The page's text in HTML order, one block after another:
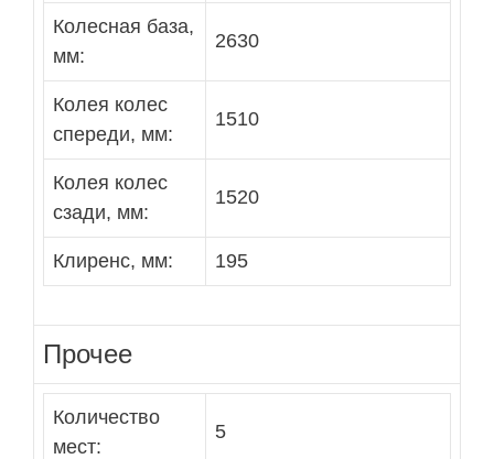
Колесная база,
мм:
2630
Колея колес
спереди, мм:
1510
Колея колес
сзади, мм:
1520
Клиренс, мм: 195
Прочее
Количество
мест:
5